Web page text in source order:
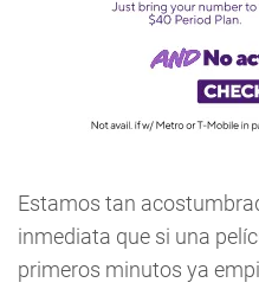
Estamos tan
inmediata que si una
primeros minutos ya